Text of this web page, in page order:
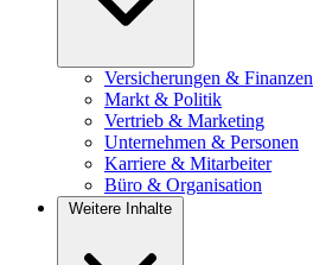
Versicherungen & Finanzen
Markt & Politik
Vertrieb & Marketing
Unternehmen & Personen
Karriere & Mitarbeiter
Büro & Organisation
Weitere Inhalte